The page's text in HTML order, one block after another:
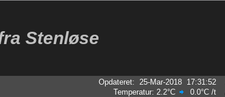
Stenløse
Opdateret: 25-Mar-2018 17:31:52
Temperatur: 2.2°C 0.0°C /t